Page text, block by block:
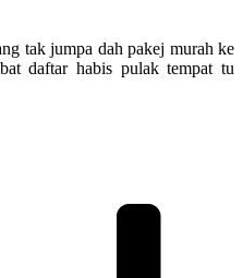
tak jumpa dah pakej murah ke
daftar habis pulak tempat tu